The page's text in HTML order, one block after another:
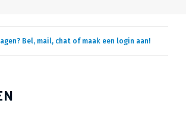
Bel, mail, chat of maak een login aan!